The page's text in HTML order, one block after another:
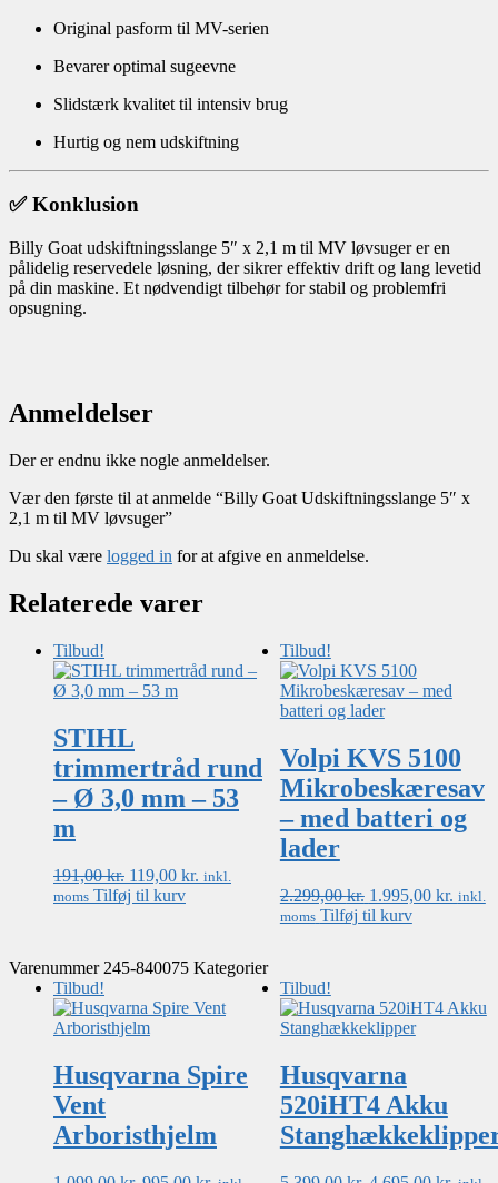
Original pasform til MV-serien
Bevarer optimal sugeevne
Slidstærk kvalitet til intensiv brug
Hurtig og nem udskiftning
✅ Konklusion
Billy Goat udskiftningsslange 5″ x 2,1 m til MV løvsuger er en
pålidelig reservedele løsning, der sikrer effektiv drift og lang levetid
på din maskine. Et nødvendigt tilbehør for stabil og problemfri
opsugning.
Anmeldelser
Der er endnu ikke nogle anmeldelser.
Vær den første til at anmelde “Billy Goat Udskiftningsslange 5″ x
2,1 m til MV løvsuger”
Du skal være logged in for at afgive en anmeldelse.
Relaterede varer
Tilbud!
STIHL
trimmertråd rund
– Ø 3,0 mm – 53
m
191,00kr. Den
oprindelige
119,00 kr. Den
inkl.
moms Tilføj til kurv
Tilbud!
Volpi KVS 5100
Mikrobeskæresav
– med batteri og
lader
2.299,00kr. Den
oprindelige
1.995,00 kr. Den
inkl.
moms Tilføj til kurv
Tilbud!
Husqvarna Spire
Vent
Arboristhjelm
Tilbud!
Husqvarna
520iHT4 Akku
Varenummer245-840075 Kategorier